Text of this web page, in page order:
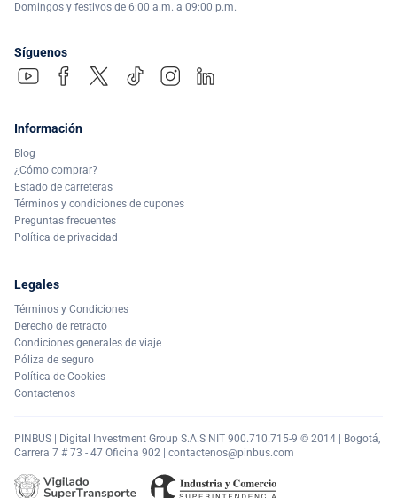
Domingos y festivos de 6:00 a.m. a 09:00 p.m.
Síguenos
Información
Blog
¿Cómo comprar?
Estado de carreteras
Términos y condiciones de cupones
Preguntas frecuentes
Política de privacidad
Legales
Términos y Condiciones
Derecho de retracto
Condiciones generales de viaje
Póliza de seguro
Política de Cookies
Contactenos
PINBUS | Digital Investment Group S.A.S NIT 900.710.715-9 © 2014 | Bogotá,
Carrera 7 # 73 - 47 Oficina 902 | contactenos@pinbus.com